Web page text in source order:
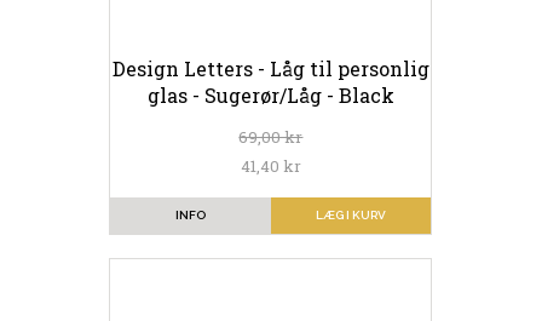
Design Letters - Låg til personlig
glas - Sugerør/Låg - Black
69,00 kr
41,40 kr
LÆG I KURV
INFO